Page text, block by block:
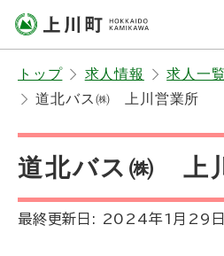
北海道上川町
Hokkaido Kamikawa
Twon
トップ 求人情報
求人一覧
道北バス㈱ 上川営業所
道北バス㈱ 上
最終更新日: 2024年1月29日